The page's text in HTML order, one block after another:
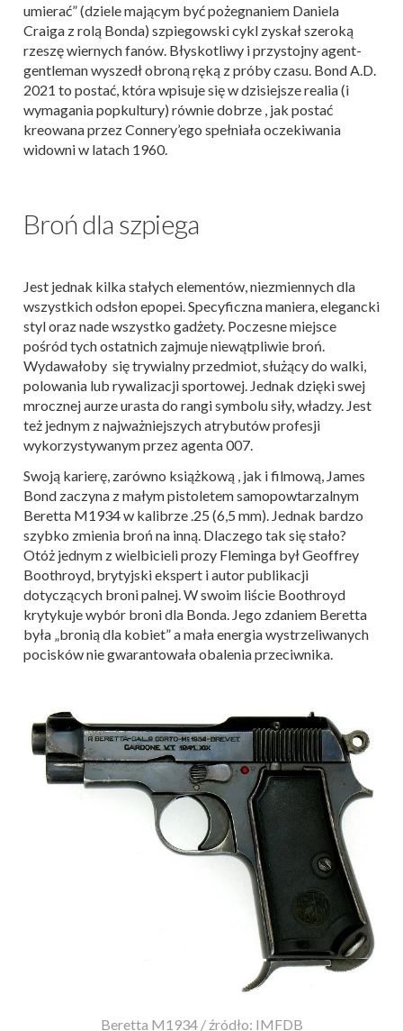
umierać” (dziele mającym być pożegnaniem Daniela
Craiga z rolą Bonda) szpiegowski cykl zyskał szeroką
rzeszę wiernych fanów. Błyskotliwy i przystojny agent-
gentleman wyszedł obroną ręką z próby czasu. Bond A.D.
2021 to postać, która wpisuje się w dzisiejsze realia (i
wymagania popkultury) równie dobrze , jak postać
kreowana przez Connery’ego spełniała oczekiwania
widowni w latach 1960.
Broń dla szpiega
Jest jednak kilka stałych elementów, niezmiennych dla
wszystkich odsłon epopei. Specyficzna maniera, elegancki
styl oraz nade wszystko gadżety. Poczesne miejsce
pośród tych ostatnich zajmuje niewątpliwie broń.
Wydawałoby się trywialny przedmiot, służący do walki,
polowania lub rywalizacji sportowej. Jednak dzięki swej
mrocznej aurze urasta do rangi symbolu siły, władzy. Jest
też jednym z najważniejszych atrybutów profesji
wykorzystywanym przez agenta 007.
Swoją karierę, zarówno książkową , jak i filmową, James
Bond zaczyna z małym pistoletem samopowtarzalnym
Beretta M1934 w kalibrze .25 (6,5 mm). Jednak bardzo
szybko zmienia broń na inną. Dlaczego tak się stało?
Otóż jednym z wielbicieli prozy Fleminga był Geoffrey
Boothroyd, brytyjski ekspert i autor publikacji
dotyczących broni palnej. W swoim liście Boothroyd
krytykuje wybór broni dla Bonda. Jego zdaniem Beretta
była „bronią dla kobiet” a mała energia wystrzeliwanych
pocisków nie gwarantowała obalenia przeciwnika.
Beretta M1934 / źródło: IMFDB